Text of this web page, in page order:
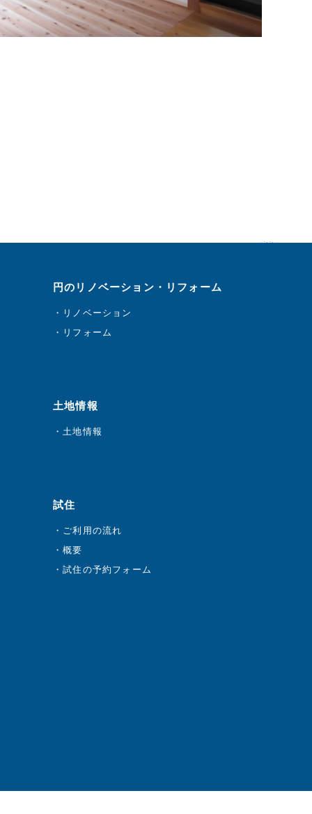
円のリノベーション・リフォーム
リノベーション
リフォーム
土地情報
土地情報
試住
ご利用の流れ
概要
試住の予約フォーム